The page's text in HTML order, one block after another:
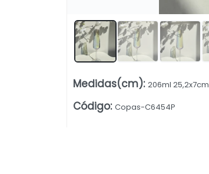
Medidas(cm): 206ml 25,2x7cm
Código: Copas-C6454P